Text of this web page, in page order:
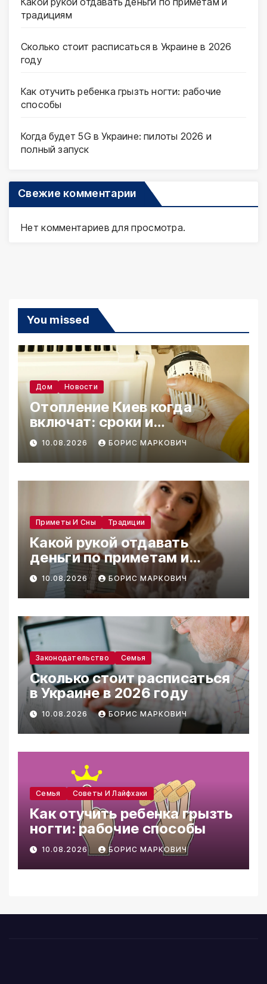
традициям
Сколько стоит расписаться в Украине в 2026
году
Как отучить ребенка грызть ногти: рабочие
способы
Когда будет 5G в Украине: пилоты 2026 и
полный запуск
Свежие комментарии
Нет комментариев для просмотра.
You missed
Дом Новости
Отопление Киев когда
включат: сроки и
подготовка 2026
10.08.2026 БОРИС МАРКОВИЧ
Приметы И Сны Традиции
Какой рукой отдавать
деньги по приметам и
традициям
10.08.2026 БОРИС МАРКОВИЧ
Законодательство Семья
Сколько стоит расписаться
в Украине в 2026 году
10.08.2026 БОРИС МАРКОВИЧ
Семья Советы И Лайфхаки
Как отучить ребенка грызть
ногти: рабочие способы
10.08.2026 БОРИС МАРКОВИЧ